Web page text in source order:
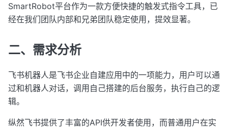
SmartRobot平台作为一款方便快捷的触发式指令工具，已
经在我们团队内部和兄弟团队稳定使用，提效显著。
二、需求分析
飞书机器人是飞书企业自建应用中的一项能力，用户可以通
过和机器人对话，调用自己搭建的后台服务，执行自己的逻
辑。
纵然飞书提供了丰富的API供开发者使用，而普通用户在实